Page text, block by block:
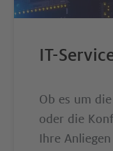
IT-
Ob es um
oder die
Ihre